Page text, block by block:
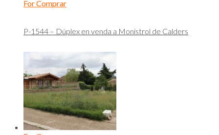
For Comprar
P-1544 – Dúplex en venda a Monistrol de Calders